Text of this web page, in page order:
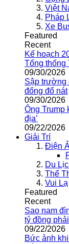
Việt
Pháp
Xe
Featured
Recent
Kế hoạch
Tổng thống
09/30/2026
Sập trường
đống đổ nát
09/30/2026
Ông Trump
địa’
09/22/2026
Giải Trí
Điện
Du
Thể
Vui Lạ
Featured
Recent
Sao nam
tỷ đồng
09/22/2026
Bức ảnh